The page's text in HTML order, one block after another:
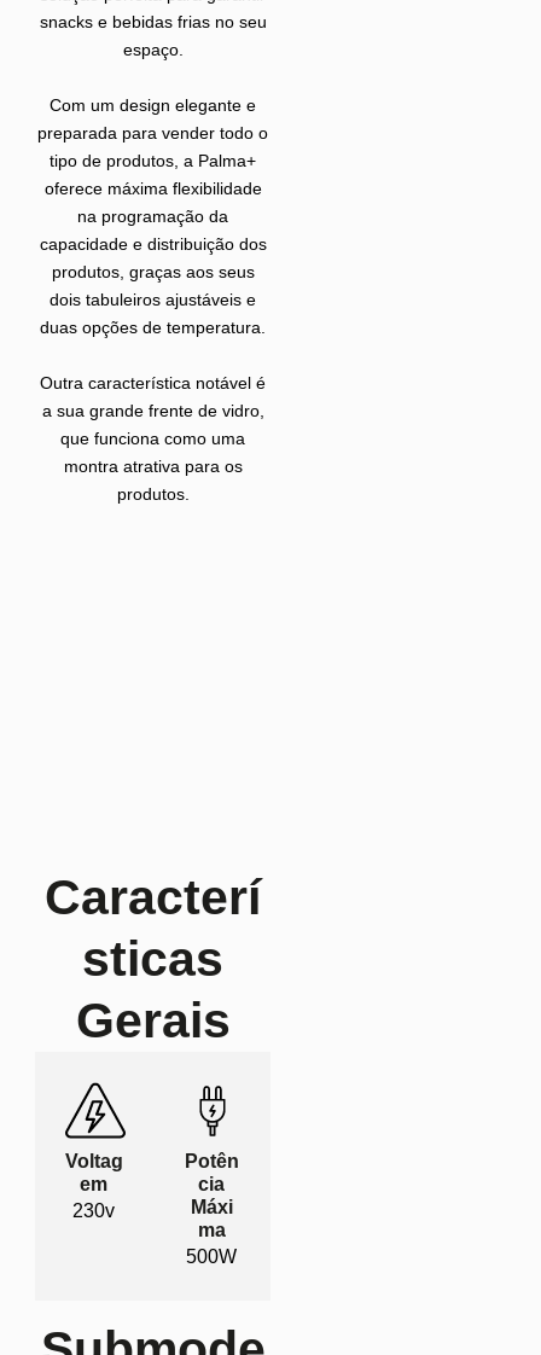
snacks e bebidas frias no seu
espaço.
Com um design elegante e
preparada para vender todo o
tipo de produtos, a Palma+
oferece máxima flexibilidade
na programação da
capacidade e distribuição dos
produtos, graças aos seus
dois tabuleiros ajustáveis e
duas opções de temperatura.
Outra característica notável é
a sua grande frente de vidro,
que funciona como uma
montra atrativa para os
produtos.
Caracterí
sticas
Gerais
Voltag
em
230v
Potên
cia
Máxi
ma
500W